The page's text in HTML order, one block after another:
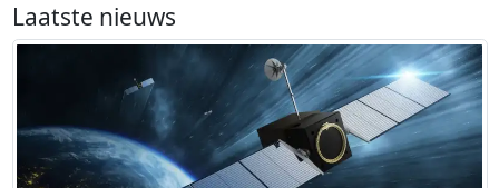
Laatste nieuws